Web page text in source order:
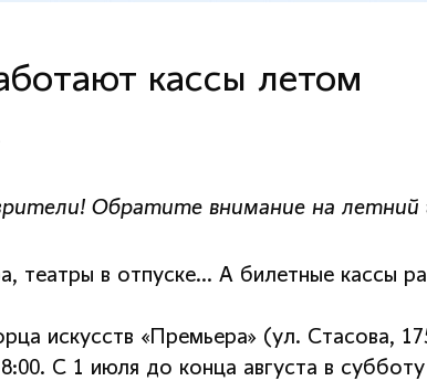
кассы летом
Обратите внимание на
театры в отпуске… А билетные кассы
искусств «Премьера» (ул. Стасова,
С 1 июля до конца августа в